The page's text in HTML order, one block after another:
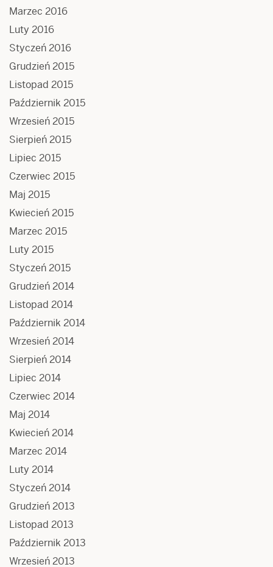
Marzec 2016
Luty 2016
Styczeń 2016
Grudzień 2015
Listopad 2015
Październik 2015
Wrzesień 2015
Sierpień 2015
Lipiec 2015
Czerwiec 2015
Maj 2015
Kwiecień 2015
Marzec 2015
Luty 2015
Styczeń 2015
Grudzień 2014
Listopad 2014
Październik 2014
Wrzesień 2014
Sierpień 2014
Lipiec 2014
Czerwiec 2014
Maj 2014
Kwiecień 2014
Marzec 2014
Luty 2014
Styczeń 2014
Grudzień 2013
Listopad 2013
Październik 2013
Wrzesień 2013